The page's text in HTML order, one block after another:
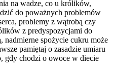
na wadze, co u królików,
do poważnych problemów
problemy z wątrobą czy
z predyspozycjami do
spożycie cukru może
pamiętaj o zasadzie umiaru
gdy chodzi o owoce w diecie